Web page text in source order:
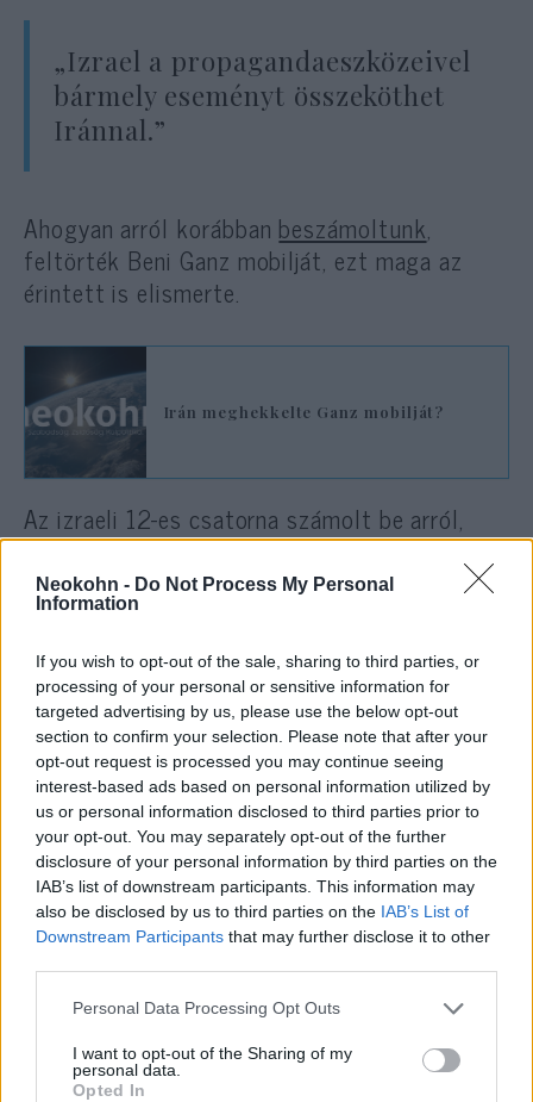
Neokohn - Do Not Process My Personal
Information
If you wish to opt-out of the sale, sharing to third parties, or
processing of your personal or sensitive information for
targeted advertising by us, please use the below opt-out
section to confirm your selection. Please note that after your
opt-out request is processed you may continue seeing
interest-based ads based on personal information utilized by
us or personal information disclosed to third parties prior to
your opt-out. You may separately opt-out of the further
disclosure of your personal information by third parties on the
IAB’s list of downstream participants. This information may
also be disclosed by us to third parties on the IAB’s List of
Downstream Participants that may further disclose it to other
Please note that this website/app uses one or more Google
not limited to your visit or usage behaviour. You may click to
grant or deny consent to Google and its third-party tags to
Personal Data Processing Opt Outs
I want to opt-out of the Sharing of my
personal data.
Opted In
„Izrael a propagandaeszközeivel
bármely eseményt összeköthet
Iránnal.”
Ahogyan arról korábban beszámoltunk,
feltörték Beni Ganz mobilját, ezt maga az
érintett is elismerte.
Irán meghekkelte Ganz mobilját?
Az izraeli 12-es csatorna számolt be arról,
hogy a Sin Bét biztonsági szolgálat két
tisztviselője hetekkel ezelőtt találkozott a
centrista politikussal, és informálta, hogy
iráni hekkerek feltörték a mobilját, és
hozzáfértek a személyes adataihoz és
levelezéseihez.
Az ügynökök figyelmeztették a pártelnököt,
hogy az irániak a telefonjából kinyert minden
információt felhasználhatják ellene a jövőben.
A Sin Bét azonban hivatalosan nem
kommentálta a hírt.
A két ellenséges állam régóta
árnyékháborúban áll egymással, amelynek a
kiberhadviselés is része. Izraellel és az